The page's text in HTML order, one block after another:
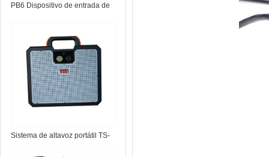
PB6 Dispositivo de entrada de
Sistema de altavoz portátil TS-